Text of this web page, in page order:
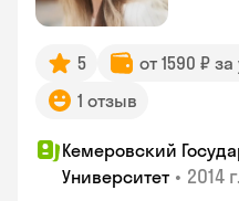
5 от 1590 ₽
1 отзыв
Кемеровский
Университет • 2014 г.